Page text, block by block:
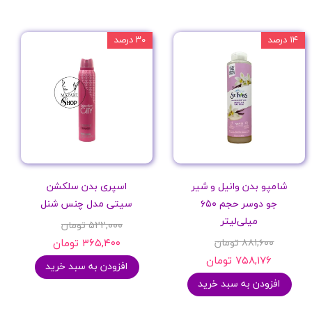
شامپو بدن وانیل و شیر
جو دوسر حجم ۶۵۰
میلی‌لیتر
۸۸۱,۶۰۰ تومان
۷۵۸,۱۷۶ تومان
افزودن به سبد خرید
۱۴ درصد
اسپری بدن سلکشن
سیتی مدل چنس شنل
۵۲۲,۰۰۰ تومان
۳۶۵,۴۰۰ تومان
افزودن به سبد خرید
۳۰ درصد